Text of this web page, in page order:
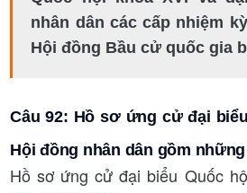
nhân dân các cấp nhiệm
Hội đồng Bầu cử quốc gia
Câu 92: Hồ sơ ứng cử đại
Hội đồng nhân dân gồm
Hồ sơ ứng cử đại biểu Quốc